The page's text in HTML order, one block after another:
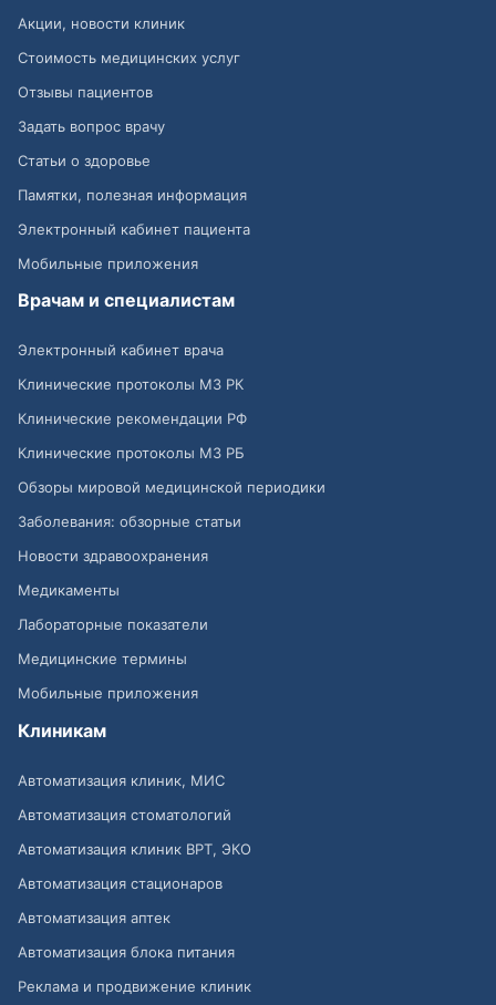
Акции, новости клиник
Стоимость медицинских услуг
Отзывы пациентов
Задать вопрос врачу
Статьи о здоровье
Памятки, полезная информация
Электронный кабинет пациента
Мобильные приложения
Врачам и специалистам
Электронный кабинет врача
Клинические протоколы МЗ РК
Клинические рекомендации РФ
Клинические протоколы МЗ РБ
Обзоры мировой медицинской периодики
Заболевания: обзорные статьи
Новости здравоохранения
Медикаменты
Лабораторные показатели
Медицинские термины
Мобильные приложения
Клиникам
Автоматизация клиник, МИС
Автоматизация стоматологий
Автоматизация клиник ВРТ, ЭКО
Автоматизация стационаров
Автоматизация аптек
Автоматизация блока питания
Реклама и продвижение клиник